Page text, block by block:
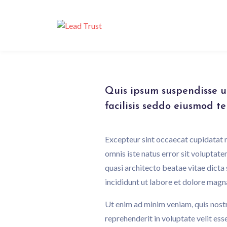
Quis ipsum suspendisse
facilisis seddo eiusmod
Excepteur sint occaecat cupidatat
omnis iste natus error sit
quasi architecto beatae vitae
incididunt ut labore et dolore
Ut enim ad minim veniam, quis
reprehenderit in voluptate velit